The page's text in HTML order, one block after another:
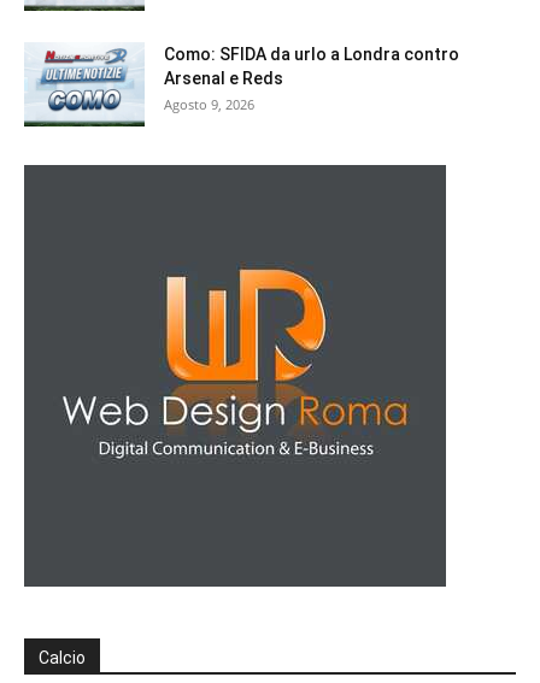
Como: SFIDA da urlo a Londra contro
Arsenal e Reds
Agosto 9, 2026
Calcio